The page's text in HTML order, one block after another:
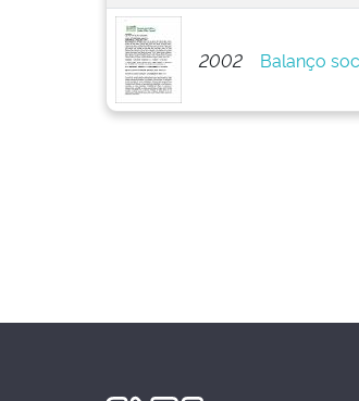
2002 Balanço